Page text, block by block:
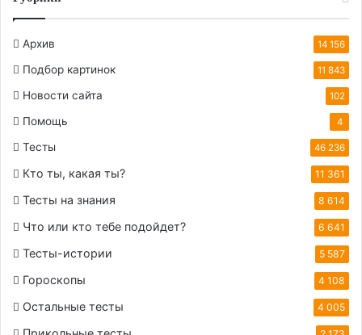
Архив 14 156
Подбор картинок 11 843
Новости сайта 102
Помощь 4
Тесты 46 236
Кто ты, какая ты? 11 361
Тесты на знания 8 614
Что или кто тебе подойдет? 6 641
Тесты-истории 5 587
Гороскопы 4 108
Остальные тесты 4 005